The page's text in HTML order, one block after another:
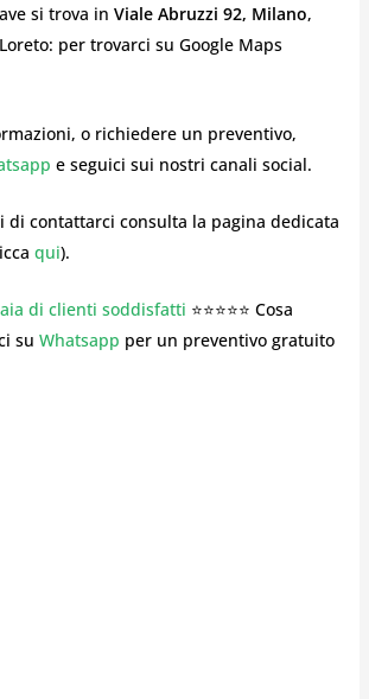
si trova in Viale Abruzzi 92, Milano,
per trovarci su Google Maps
o richiedere un preventivo,
e seguici sui nostri canali social.
di contattarci consulta la pagina dedicata
qui).
di clienti soddisfatti ⭐⭐⭐⭐⭐ Cosa
su Whatsapp per un preventivo gratuito